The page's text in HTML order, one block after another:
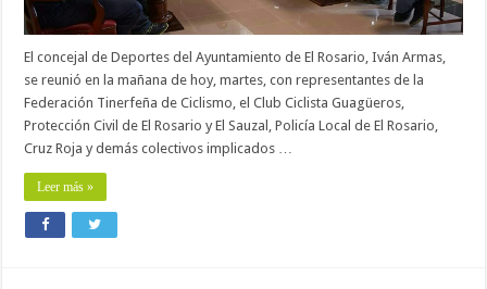
El concejal de Deportes del Ayuntamiento de El Rosario, Iván Armas,
se reunió en la mañana de hoy, martes, con representantes de la
Federación Tinerfeña de Ciclismo, el Club Ciclista Guagüeros,
Protección Civil de El Rosario y El Sauzal, Policía Local de El Rosario,
Cruz Roja y demás colectivos implicados …
Leer más »